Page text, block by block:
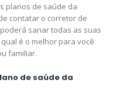
planos de saúde da
contatar o corretor de
sanar todas as suas
é o melhor para você
familiar.
de saúde da